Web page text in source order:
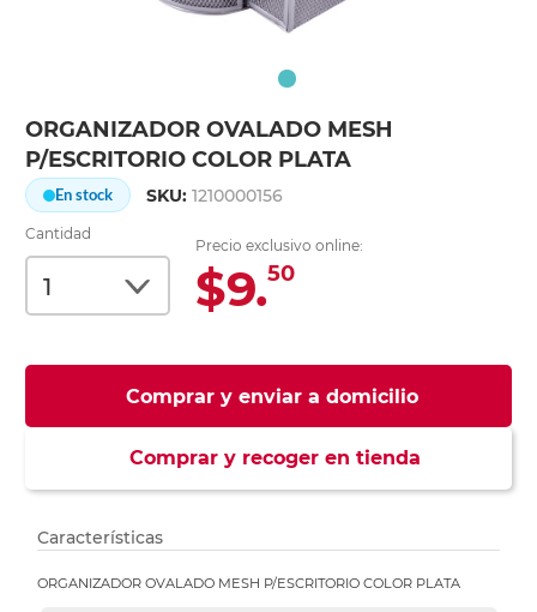
ORGANIZADOR OVALADO MESH
P/ESCRITORIO COLOR PLATA
En stock SKU:1210000156
Cantidad
Precio exclusivo online:
$9.50
Comprar y enviar a domicilio
Comprar y recoger en tienda
Características
ORGANIZADOR OVALADO MESH P/ESCRITORIO COLOR PLATA